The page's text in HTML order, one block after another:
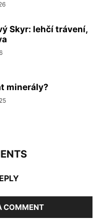
Skyr: lehčí trávení,
minerály?
COMMENT